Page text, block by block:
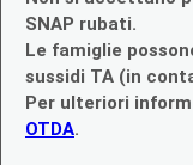
SNAP rubati.
Le famiglie
sussidi TA (in
Per ulteriori
OTDA.